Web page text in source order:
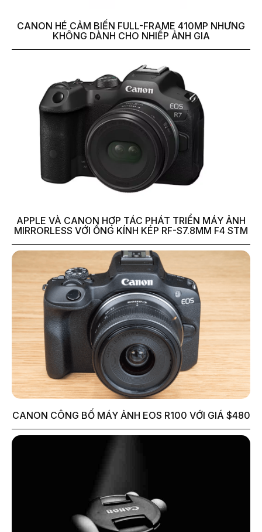
CANON HÉ CẢM BIẾN FULL-FRAME 410MP NHƯNG
KHÔNG DÀNH CHO NHIẾP ẢNH GIA
APPLE VÀ CANON HỢP TÁC PHÁT TRIỂN MÁY ẢNH
MIRRORLESS VỚI ỐNG KÍNH KÉP RF-S7.8MM F4 STM
CANON CÔNG BỐ MÁY ẢNH EOS R100 VỚI GIÁ $480